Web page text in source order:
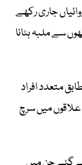
جاری رکھے
سے ملبہ ہٹانا
متعدد افراد
علاقوں میں سرچ